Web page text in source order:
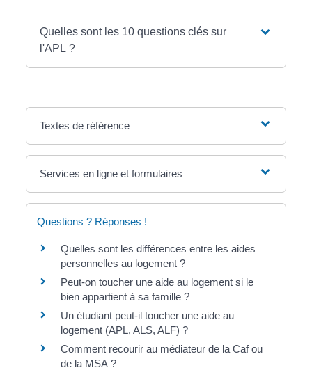
Quelles sont les 10 questions clés sur
l'APL ?
Textes de référence
Services en ligne et formulaires
Questions ? Réponses !
Quelles sont les différences entre les aides
personnelles au logement ?
Peut-on toucher une aide au logement si le
bien appartient à sa famille ?
Un étudiant peut-il toucher une aide au
logement (APL, ALS, ALF) ?
Comment recourir au médiateur de la Caf ou
de la MSA ?